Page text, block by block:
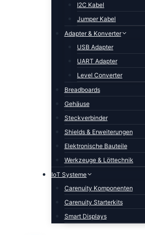
I2C Kabel
Jumper Kabel
Adapter & Konverter
USB Adapter
UART Adapter
Level Converter
Breadboards
Gehäuse
Steckverbinder
Shields & Erweiterungen
Elektronische Bauteile
Werkzeuge & Löttechnik
IoT Systeme
Carenuity Komponenten
Carenuity Starterkits
Smart Displays